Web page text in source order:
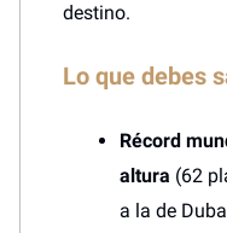
destino.
Lo que debes
Récord
altura (62
a la de